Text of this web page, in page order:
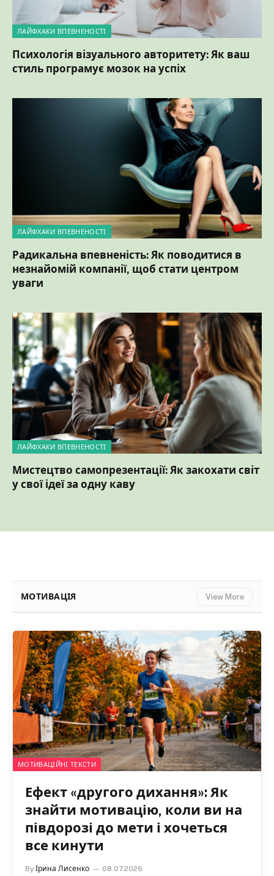
ЛАЙФХАКИ ВПЕВНЕНОСТІ
Психологія візуального авторитету: Як ваш
стиль програмує мозок на успіх
ЛАЙФХАКИ ВПЕВНЕНОСТІ
Радикальна впевненість: Як поводитися в
незнайомій компанії, щоб стати центром
уваги
ЛАЙФХАКИ ВПЕВНЕНОСТІ
Мистецтво самопрезентації: Як закохати світ
у свої ідеї за одну каву
МОТИВАЦІЙНІ ТЕКСТИ
Ефект «другого дихання»: Як
знайти мотивацію, коли ви на
півдорозі до мети і хочеться
все кинути
By Ірина Лисенко 08.07.2026
Є момент, про який рідко говорять, коли починаєш